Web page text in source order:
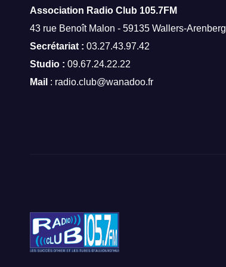
Association Radio Club 105.7FM
43 rue Benoît Malon - 59135 Wallers-Arenberg
Secrétariat : 03.27.43.97.42
Studio : 09.67.24.22.22
Mail : radio.club@wanadoo.fr